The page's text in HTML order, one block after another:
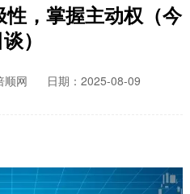
，掌握主动权（今
）
顺网
日期：2025-08-09